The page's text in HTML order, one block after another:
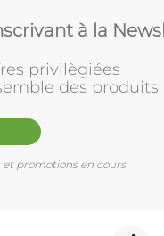
à la
privilègiées
des produits
et promotions en cours.